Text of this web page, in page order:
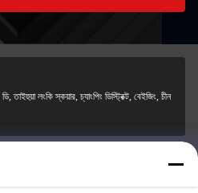
তাইহুয়া লংকি স্কয়ার, চ্যাংপিং ডিস্ট্রিক্ট, বেইজিং, চীন